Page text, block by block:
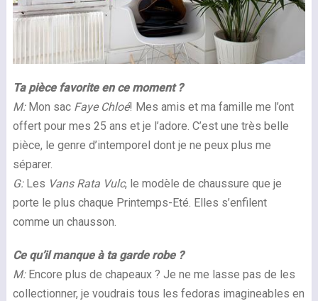
Ta pièce favorite en ce moment ?
M:Mon sac Faye Chloé! Mes amis et ma famille me l’ont
offert pour mes 25 ans et je l’adore. C’est une très belle
pièce, le genre d’intemporel dont je ne peux plus me
séparer.
G:Les Vans Rata Vulc, le modèle de chaussure que je
porte le plus chaque Printemps-Eté. Elles s’enfilent
comme un chausson.
Ce qu’il manque à ta garde robe ?
M:Encore plus de chapeaux ? Je ne me lasse pas de les
collectionner, je voudrais tous les fedoras imagineables en